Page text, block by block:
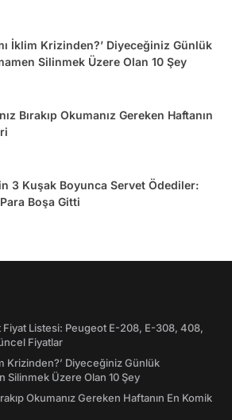
İklim Krizinden?’ Diyeceğiniz Günlük
Silinmek Üzere Olan 10 Şey
Bırakıp Okumanız Gereken Haftanın
3 Kuşak Boyunca Servet Ödediler:
Boşa Gitti
Listesi: Peugeot E-208, E-308, 408,
Fiyatlar
Krizinden?’ Diyeceğiniz Günlük
Silinmek Üzere Olan 10 Şey
Okumanız Gereken Haftanın En Komik